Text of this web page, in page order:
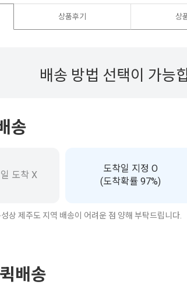
상품후기 상
배송 방법 선택이 가능
송
도착 X
도착일 지정 O
(도착확률 97%)
상 제주도 지역 배송이 어려운 점 양해 부탁드립니다.
배송